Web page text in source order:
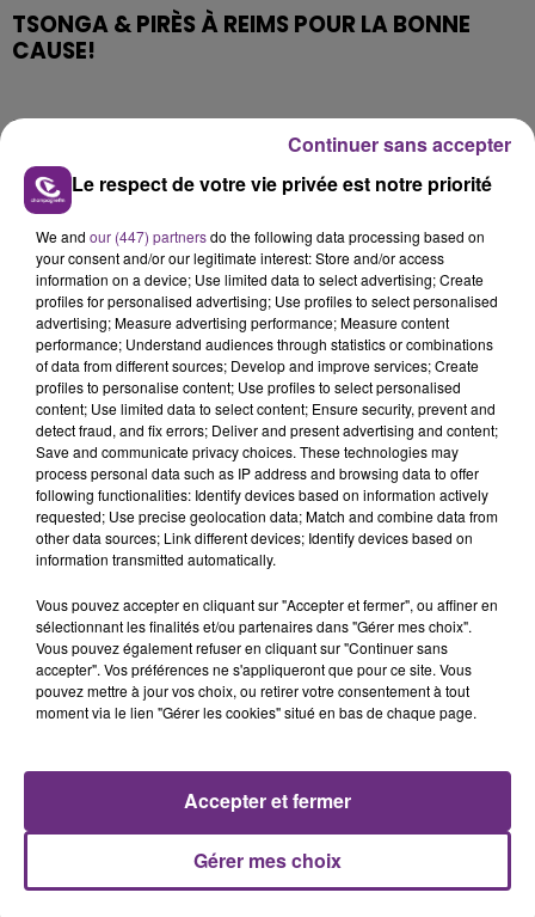
TSONGA & PIRÈS À REIMS POUR LA BONNE
CAUSE!
Reims accueillait ce mardi 9 mars son 1ᵉʳ tournoi de
padel solidaire avec Jo-Wilfried Tsonga et Robert
Pirès.Organisé par l’association Attrap’la Balle et la
Ligue Grand Est de Tennis, ce rendez-vous avait pour
objectif de financer des projets locaux destinés à des
jeunes présentant des troubles du spectre autistique,
de l’attention ou du comportement.
TITRES DIFFUSÉS
Shut Up ! Dis-Moi Ou
Le respect de votre vie privée est notre priorité
We and our (447) partnersdo the following data processing based on
your consent and/or our legitimate interest: Store and/or access
information on a device; Use limited data to select advertising; Create
profiles for personalised advertising; Use profiles to select personalised
advertising; Measure advertising performance; Measure content
performance; Understand audiences through statistics or combinations
of data from different sources; Develop and improve services; Create
profiles to personalise content; Use profiles to select personalised
content; Use limited data to select content; Ensure security, prevent and
detect fraud, and fix errors; Deliver and present advertising and content;
Save and communicate privacy choices. These technologies may
process personal data such as IP address and browsing data to offer
following functionalities: Identify devices based on information actively
requested; Use precise geolocation data; Match and combine data from
other data sources; Link different devices; Identify devices based on
information transmitted automatically.
Vous pouvez accepter en cliquant sur "Accepter et fermer", ou affiner en
sélectionnant les finalités et/ou partenaires dans "Gérer mes choix".
Vous pouvez également refuser en cliquant sur "Continuer sans
accepter". Vos préférences ne s'appliqueront que pour ce site. Vous
pouvez mettre à jour vos choix, ou retirer votre consentement à tout
moment via le lien "Gérer les cookies" situé en bas de chaque page.
Gérer mes choix
Accepter et fermer
Continuer sans accepter